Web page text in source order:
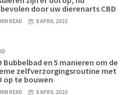
door uw dierenarts CBD
READ 8 APRIL 2023
Bubbelbad en 5 manieren om de
zelfverzorgingsroutine met
op te bouwen
READ 8 APRIL 2023